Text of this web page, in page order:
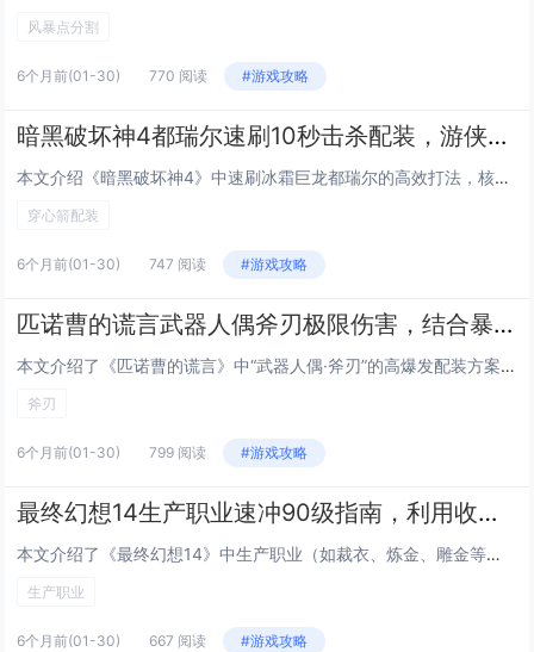
风暴点分割
6个月前(01-30) 770 阅读 #游戏攻略
暗黑破坏神4都瑞尔速刷10秒击杀配装，游侠穿心箭搭配新暗金苦痛裂片打法
本文介绍《暗黑破坏神4》中速刷冰霜巨龙都瑞尔的高效打法，核心为游侠职业搭配“穿心箭”技能与新暗金装备“苦痛裂片”（Painful Shards），该配装通过苦痛裂片提供的冰霜伤害加成、暴击率提升及范围冻结效果，大幅强化穿心箭的爆发与控场能力...
穿心箭配装
6个月前(01-30) 747 阅读 #游戏攻略
匹诺曹的谎言武器人偶斧刃极限伤害，结合暴击手柄与锋利磨石的配装
本文介绍了《匹诺曹的谎言》中“武器人偶·斧刃”的高爆发配装方案，主打极限伤害输出，核心搭配为“暴击手柄”与“锋利磨石”：前者大幅提升暴击率与暴击伤害，后者持续提升武器锋利度，显著增强每次攻击的基础伤害与破防能力，该组合尤其适配斧刃的高倍率重...
斧刃
6个月前(01-30) 799 阅读 #游戏攻略
最终幻想14生产职业速冲90级指南，利用收藏品制作任务的低成本冲级路线
本文介绍了《最终幻想14》中生产职业（如裁衣、炼金、雕金等）高效速冲90级的实用指南，核心策略是依托“收藏品制作任务”（Scrip Exchange Crafting Quests），该路线成本低、耗时短：玩家只需优先完成每日可接的3个高经...
生产职业
6个月前(01-30) 667 阅读 #游戏攻略